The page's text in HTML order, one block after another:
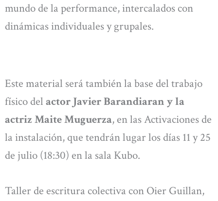
mundo de la performance, intercalados con
dinámicas individuales y grupales.
Este material será también la base del trabajo
físico del actor Javier Barandiaran y la
actriz Maite Muguerza, en las Activaciones de
la instalación, que tendrán lugar los días 11 y 25
de julio (18:30) en la sala Kubo.
Taller de escritura colectiva con Oier Guillan,